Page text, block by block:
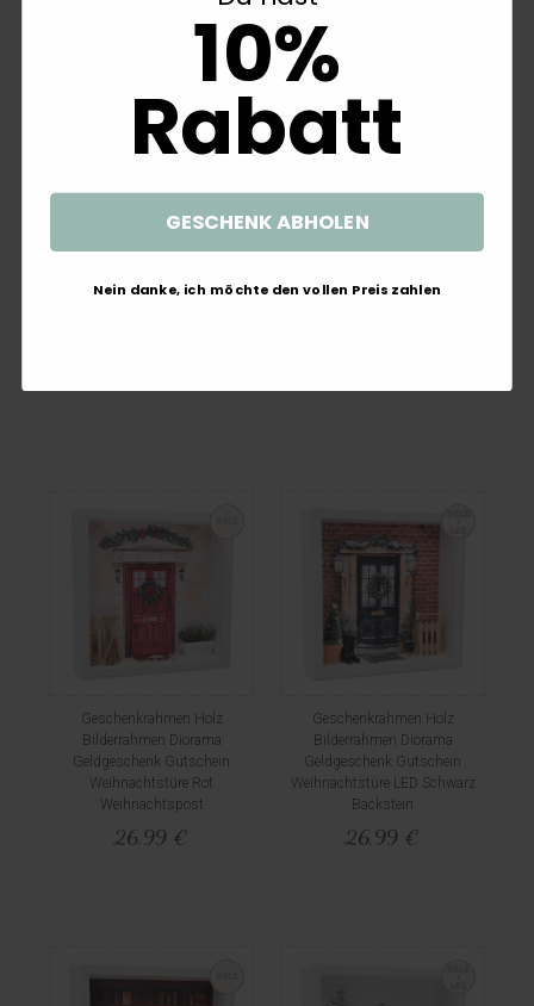
Geldgeschenk Gutschein Geburt
Bilderrahmen Diorama
Geschenkrahmen Holz
Bilderrahmen Diorama
Geldgeschenk Gutschein
Weihnachtstüre Rot
Weihnachtspost
26,99 €
Geschenkrahmen Holz
Bilderrahmen Diorama
Geldgeschenk Gutschein
Weihnachtstüre LED Schwarz
Backstein
26,99 €
10%
Rabatt
GESCHENK ABHOLEN
Nein danke, ich möchte den vollen Preis zahlen